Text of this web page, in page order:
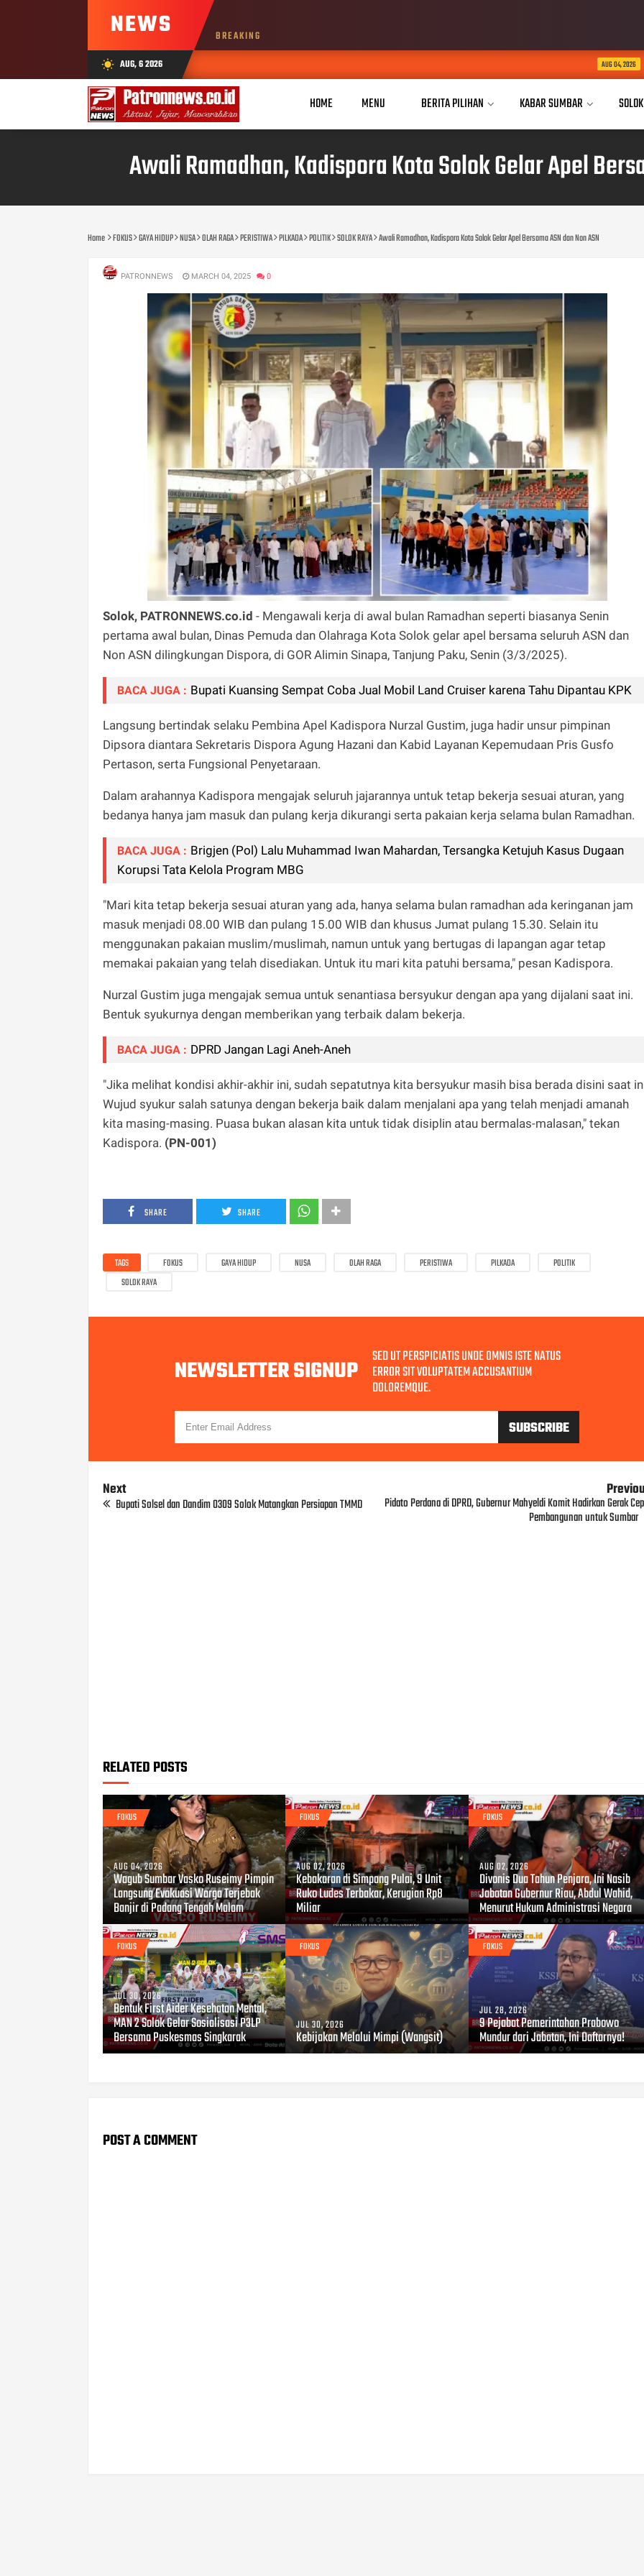
NEWS BREAKING
wb_sunny AUG, 6 2026 Wagub Sumbar Vasko
HOME MENU BERITA PILIHAN KABAR SUMBAR
Awali Ramadhan, Kadispora Kota Solok Gelar Apel
Home FOKUS GAYA HIDUP NUSA OLAH RAGA PERISTIWA PILKADA POLITIK SOLOK RAYA Awali Ramadhan, Kadispora Kota Solok Gelar Apel Bersama ASN dan Non ASN
PATRONNEWS MARCH 04, 2025 0
Solok, PATRONNEWS.co.id - Mengawali kerja di awal bulan Ramadhan seperti biasanya Senin
pertama awal bulan, Dinas Pemuda dan Olahraga Kota Solok gelar apel bersama seluruh ASN dan
Non ASN dilingkungan Dispora, di GOR Alimin Sinapa, Tanjung Paku, Senin (3/3/2025).
BACA JUGA : Bupati Kuansing Sempat Coba Jual Mobil Land Cruiser karena Tahu Dipantau KPK
Langsung bertindak selaku Pembina Apel Kadispora Nurzal Gustim, juga hadir unsur pimpinan
Dipsora diantara Sekretaris Dispora Agung Hazani dan Kabid Layanan Kepemudaan Pris Gusfo
Pertason, serta Fungsional Penyetaraan.
Dalam arahannya Kadispora mengajak seluruh jajarannya untuk tetap bekerja sesuai aturan, yang
bedanya hanya jam masuk dan pulang kerja dikurangi serta pakaian kerja selama bulan Ramadhan.
BACA JUGA : Brigjen (Pol) Lalu Muhammad Iwan Mahardan, Tersangka Ketujuh Kasus Dugaan
Korupsi Tata Kelola Program MBG
"Mari kita tetap bekerja sesuai aturan yang ada, hanya selama bulan ramadhan ada keringanan jam
masuk menjadi 08.00 WIB dan pulang 15.00 WIB dan khusus Jumat pulang 15.30. Selain itu
menggunakan pakaian muslim/muslimah, namun untuk yang bertugas di lapangan agar tetap
memakai pakaian yang telah disediakan. Untuk itu mari kita patuhi bersama," pesan Kadispora.
Nurzal Gustim juga mengajak semua untuk senantiasa bersyukur dengan apa yang dijalani saat ini.
Bentuk syukurnya dengan memberikan yang terbaik dalam bekerja.
BACA JUGA : DPRD Jangan Lagi Aneh-Aneh
"Jika melihat kondisi akhir-akhir ini, sudah sepatutnya kita bersyukur masih bisa berada disini saat
Wujud syukur salah satunya dengan bekerja baik dalam menjalani apa yang telah menjadi amanah
kita masing-masing. Puasa bukan alasan kita untuk tidak disiplin atau bermalas-malasan," tekan
Kadispora. (PN-001)
SHARE SHARE
TAGS FOKUS GAYA HIDUP NUSA OLAH RAGA PERISTIWA PILKADA
POLITIK
SOLOK RAYA
NEWSLETTER SIGNUP SED UT PERSPICIATIS UNDE OMNIS ISTE NATUS
ERROR SIT VOLUPTATEM ACCUSANTIUM
DOLOREMQUE.
Next
Bupati Solsel dan Dandim 0309 Solok Matangkan Persiapan TMMD Pidato Perdana di DPRD, Gubernur Mahyeldi Komit Hadirkan Gerak
Pembangunan untuk Sumbar
RELATED POSTS
FOKUS
AUG 04, 2026
Wagub Sumbar Vasko Ruseimy Pimpin
Langsung Evakuasi Warga Terjebak
Banjir di Padang Tengah Malam
FOKUS
AUG 02, 2026
Kebakaran di Simpang Pulai, 9 Unit
Ruko Ludes Terbakar, Kerugian Rp8
Miliar
FOKUS
AUG 02, 2026
Divonis Dua Tahun Penjara, Ini Nasib
Jabatan Gubernur Riau, Abdul Wahid,
Menurut Hukum Administrasi Negara
FOKUS
JUL 30, 2026
Bentuk First Aider Kesehatan Mental,
MAN 2 Solok Gelar Sosialisasi P3LP
Bersama Puskesmas Singkarak
FOKUS
JUL 30, 2026
Kebijakan Melalui Mimpi (Wangsit)
FOKUS
JUL 28, 2026
9 Pejabat Pemerintahan Prabowo
Mundur dari Jabatan, Ini Daftarnya!
POST A COMMENT